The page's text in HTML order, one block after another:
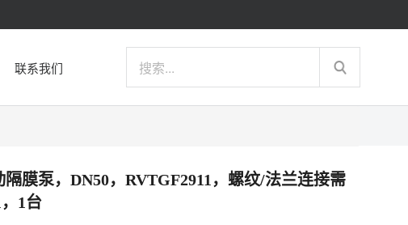
联系我们
膜泵，DN50，RVTGF2911，螺纹/法兰连接需
1台